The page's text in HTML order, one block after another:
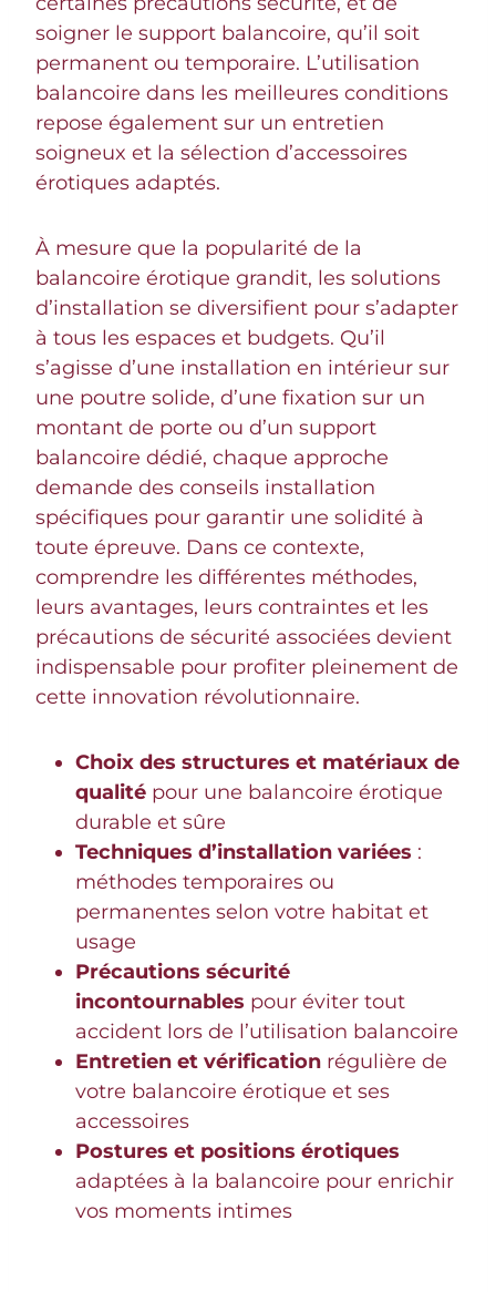
soigner le support balancoire, qu’il soit
permanent ou temporaire. L’utilisation
balancoire dans les meilleures conditions
repose également sur un entretien
soigneux et la sélection d’accessoires
érotiques adaptés.
À mesure que la popularité de la
balancoire érotique grandit, les solutions
d’installation se diversifient pour s’adapter
à tous les espaces et budgets. Qu’il
s’agisse d’une installation en intérieur sur
une poutre solide, d’une fixation sur un
montant de porte ou d’un support
balancoire dédié, chaque approche
demande des conseils installation
spécifiques pour garantir une solidité à
toute épreuve. Dans ce contexte,
comprendre les différentes méthodes,
leurs avantages, leurs contraintes et les
précautions de sécurité associées devient
indispensable pour profiter pleinement de
cette innovation révolutionnaire.
Choix des structures et matériaux de
qualité pour une balancoire érotique
durable et sûre
Techniques d’installation variées :
méthodes temporaires ou
permanentes selon votre habitat et
usage
Précautions sécurité
incontournables pour éviter tout
accident lors de l’utilisation balancoire
Entretien et vérification régulière de
votre balancoire érotique et ses
accessoires
Postures et positions érotiques
adaptées à la balancoire pour enrichir
vos moments intimes